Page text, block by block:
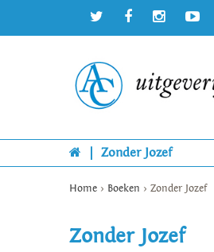
Zonder Jozef
Home > Boeken > Zonder Jozef
Zonder Jozef